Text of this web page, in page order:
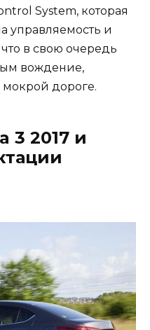
System, которая
управляемость и
в свою очередь
вождение,
мокрой дороге.
3 2017 и